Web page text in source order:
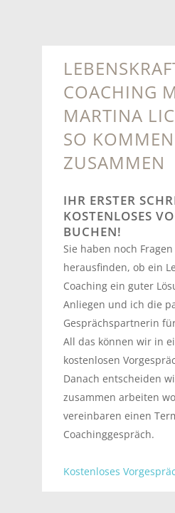
COACHING
MARTINA
SO
ZUSAMMEN
IHR ERSTER
KOSTENLOSES
BUCHEN!
Sie haben noch
herausfinden, ob ein
Coaching ein guter
Anliegen und ich die
Gesprächspartnerin
All das können wir in
kostenlosen
Danach entscheiden
zusammen arbeiten
vereinbaren einen
Coachinggespräch.
Kostenloses